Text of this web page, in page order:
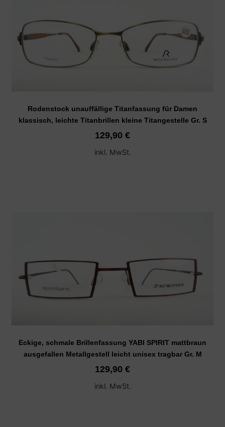
Rodenstock unauffällige Titanfassung für Damen
klassisch, leichte Titanbrillen kleine Titangestelle Gr. S
129,90 €
inkl. MwSt.
Eckige, schmale Brillenfassung YABI SPIRIT mattbraun
ausgefallen Metallgestell leicht unisex tragbar Gr. M
129,90 €
inkl. MwSt.